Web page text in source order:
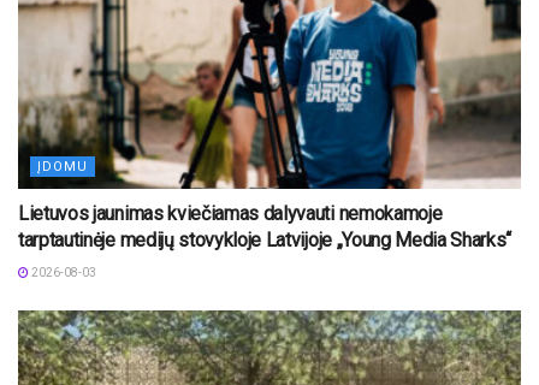
ĮDOMU
Lietuvos jaunimas kviečiamas dalyvauti nemokamoje
tarptautinėje medijų stovykloje Latvijoje „Young Media Sharks“
2026-08-03